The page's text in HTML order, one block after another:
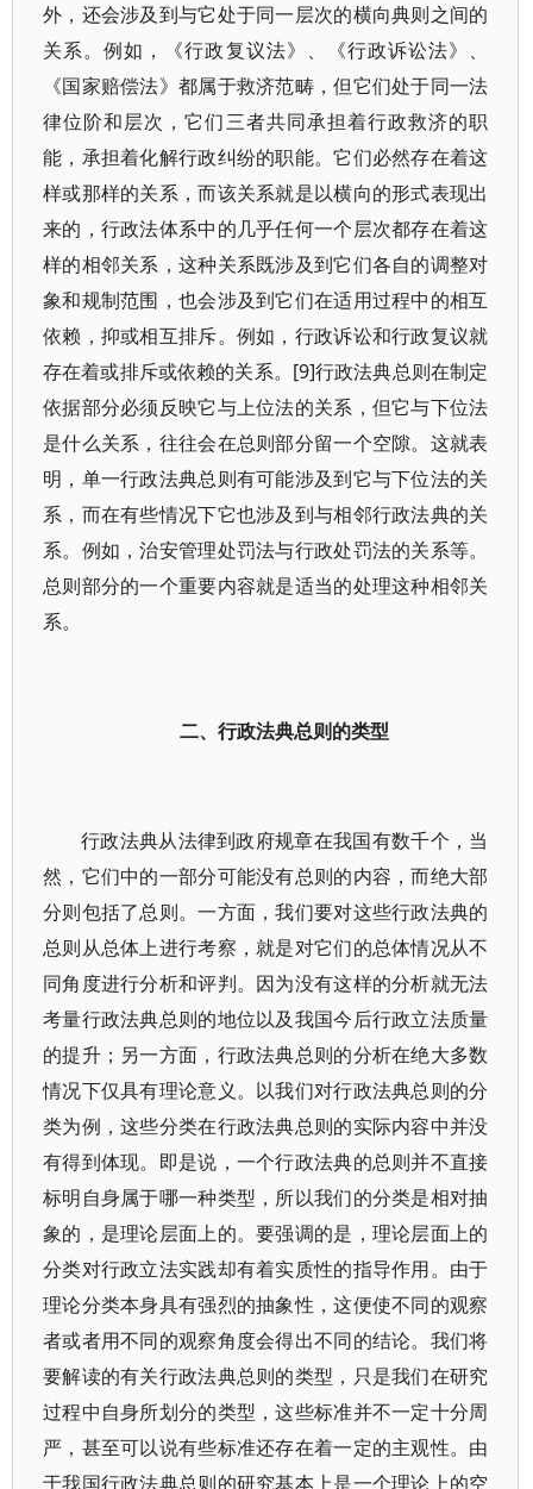
外，还会涉及到与它处于同一层次的横向典则之间的
关系。例如，《行政复议法》、《行政诉讼法》、
《国家赔偿法》都属于救济范畴，但它们处于同一法
律位阶和层次，它们三者共同承担着行政救济的职
能，承担着化解行政纠纷的职能。它们必然存在着这
样或那样的关系，而该关系就是以横向的形式表现出
来的，行政法体系中的几乎任何一个层次都存在着这
样的相邻关系，这种关系既涉及到它们各自的调整对
象和规制范围，也会涉及到它们在适用过程中的相互
依赖，抑或相互排斥。例如，行政诉讼和行政复议就
存在着或排斥或依赖的关系。[9]行政法典总则在制定
依据部分必须反映它与上位法的关系，但它与下位法
是什么关系，往往会在总则部分留一个空隙。这就表
明，单一行政法典总则有可能涉及到它与下位法的关
系，而在有些情况下它也涉及到与相邻行政法典的关
系。例如，治安管理处罚法与行政处罚法的关系等。
总则部分的一个重要内容就是适当的处理这种相邻关
系。
二、行政法典总则的类型
行政法典从法律到政府规章在我国有数千个，当
然，它们中的一部分可能没有总则的内容，而绝大部
分则包括了总则。一方面，我们要对这些行政法典的
总则从总体上进行考察，就是对它们的总体情况从不
同角度进行分析和评判。因为没有这样的分析就无法
考量行政法典总则的地位以及我国今后行政立法质量
的提升；另一方面，行政法典总则的分析在绝大多数
情况下仅具有理论意义。以我们对行政法典总则的分
类为例，这些分类在行政法典总则的实际内容中并没
有得到体现。即是说，一个行政法典的总则并不直接
标明自身属于哪一种类型，所以我们的分类是相对抽
象的，是理论层面上的。要强调的是，理论层面上的
分类对行政立法实践却有着实质性的指导作用。由于
理论分类本身具有强烈的抽象性，这便使不同的观察
者或者用不同的观察角度会得出不同的结论。我们将
要解读的有关行政法典总则的类型，只是我们在研究
过程中自身所划分的类型，这些标准并不一定十分周
严，甚至可以说有些标准还存在着一定的主观性。由
于我国行政法典总则的研究基本上是一个理论上的空